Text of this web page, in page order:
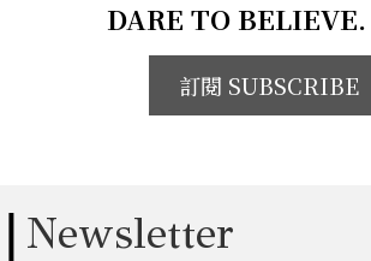
DARE TO BELIEVE.
訂閱 SUBSCRIBE
Newsletter